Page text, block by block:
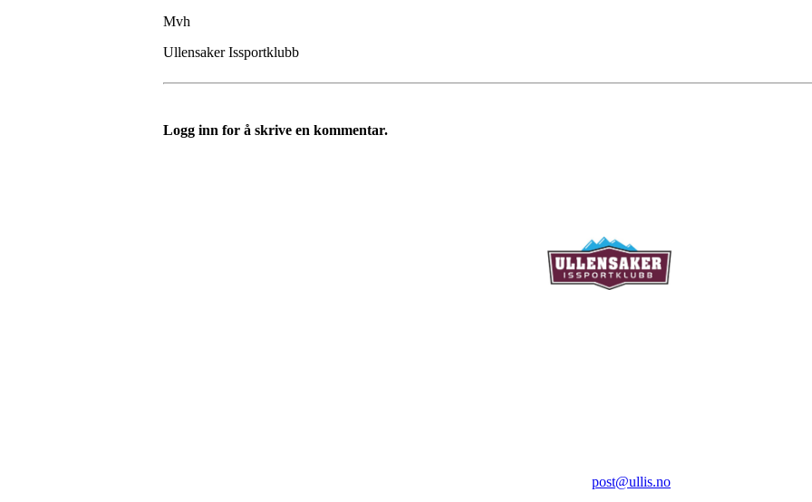
Mvh
Ullensaker Issportklubb
Logg inn for å skrive en kommentar.
post@ullis.no